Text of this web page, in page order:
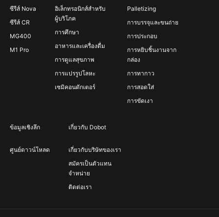
ซีรีส์ Nova
ซีรีส์ CR
MG400
M1 Pro
อิเล็กทรอนิกส์สำหรับ
ผู้บริโภค
การศึกษา
อาหารและเครื่องดื่ม
การดูแลสุขภาพ
การแปรรูปโลหะ
เซมิคอนดักเตอร์
Palletizing
การบรรจุและขนถ่าย
การประกอบ
การหยิบชิ้นงานจาก
กล่อง
การทากาว
การสอดใส่
การขัดเงา
ข้อมูลเชิงลึก
ศูนย์ดาวน์โหลด
เกี่ยวกับ Dobot
เกี่ยวกับบริษัทของเรา
สมัครเป็นตัวแทน
จำหน่าย
ติดต่อเรา